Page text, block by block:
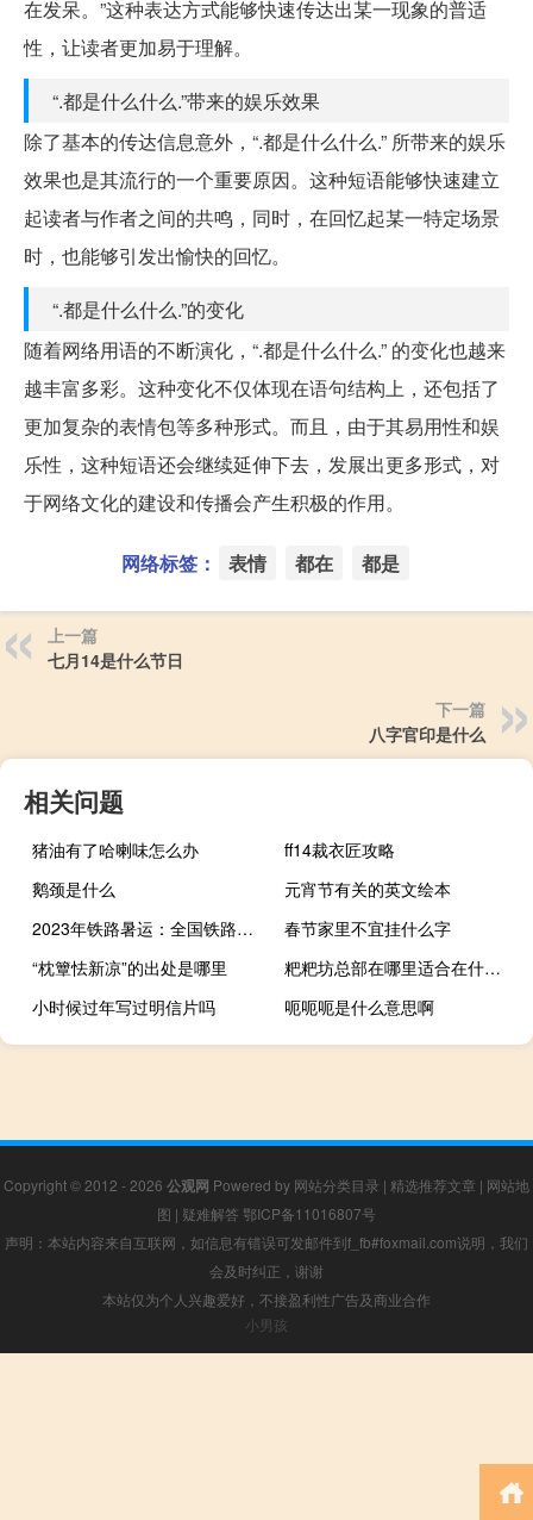
在发呆。”这种表达方式能够快速传达出某一现象的普适
性，让读者更加易于理解。
“.都是什么什么.”带来的娱乐效果
除了基本的传达信息意外，“.都是什么什么.” 所带来的娱乐
效果也是其流行的一个重要原因。这种短语能够快速建立
起读者与作者之间的共鸣，同时，在回忆起某一特定场景
时，也能够引发出愉快的回忆。
“.都是什么什么.”的变化
随着网络用语的不断演化，“.都是什么什么.” 的变化也越来
越丰富多彩。这种变化不仅体现在语句结构上，还包括了
更加复杂的表情包等多种形式。而且，由于其易用性和娱
乐性，这种短语还会继续延伸下去，发展出更多形式，对
于网络文化的建设和传播会产生积极的作用。
网络标签： 表情 都在 都是
上一篇
七月14是什么节日
下一篇
八字官印是什么
相关问题
猪油有了哈喇味怎么办
ff14裁衣匠攻略
鹅颈是什么
元宵节有关的英文绘本
2023年铁路暑运：全国铁路累计发送旅客8.3亿人次 创历史同期新高
春节家里不宜挂什么字
“枕簟怯新凉”的出处是哪里
粑粑坊总部在哪里适合在什么地方经营发展
小时候过年写过明信片吗
呃呃呃是什么意思啊
Copyright © 2012 - 2026 公观网 Powered by 网站分类目录 | 精选推荐文章 | 网站地
图 | 疑难解答 鄂ICP备11016807号
声明：本站内容来自互联网，如信息有错误可发邮件到f_fb#foxmail.com说明，我们
会及时纠正，谢谢
本站仅为个人兴趣爱好，不接盈利性广告及商业合作
小男孩